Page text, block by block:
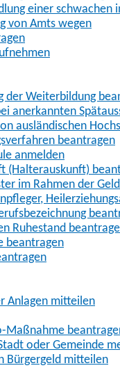
einer
von Amts wegen
der Weiterbildung
anerkannten
ausländischen
beantragen
anmelden
(Halterauskunft)
im Rahmen der
Ruhestand
beantragen
Anlagen mitteilen
Maßnahme
oder Gemeinde
Bürgergeld mitteilen